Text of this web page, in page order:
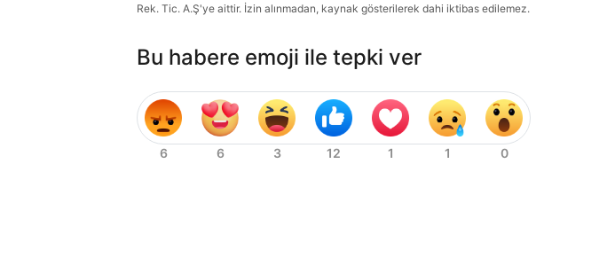
Rek. Tic. A.Ş'ye aittir. İzin alınmadan, kaynak gösterilerek dahi iktibas edilemez.
Bu habere emoji ile tepki ver